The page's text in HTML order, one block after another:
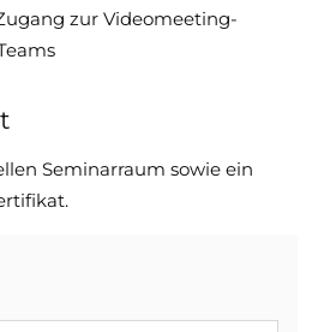
zur Videomeeting-
Seminarraum sowie ein